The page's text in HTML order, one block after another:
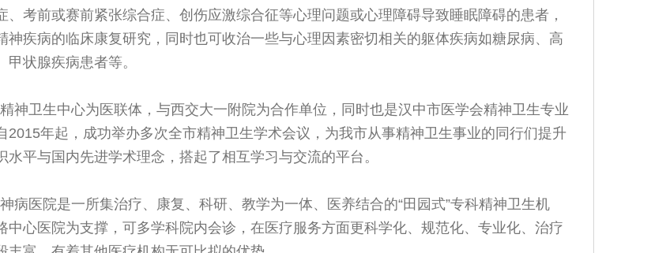
、考前或赛前紧张综合症、创伤应激综合征等心理问题或心理障碍导致睡眠障碍的患者，
神疾病的临床康复研究，同时也可收治一些与心理因素密切相关的躯体疾病如糖尿病、高
甲状腺疾病患者等。
神卫生中心为医联体，与西交大一附院为合作单位，同时也是汉中市医学会精神卫生专业
2015年起，成功举办多次全市精神卫生学术会议，为我市从事精神卫生事业的同行们提升
水平与国内先进学术理念，搭起了相互学习与交流的平台。
病医院是一所集治疗、康复、科研、教学为一体、医养结合的“田园式”专科精神卫生机
中心医院为支撑，可多学科院内会诊，在医疗服务方面更科学化、规范化、专业化、治疗